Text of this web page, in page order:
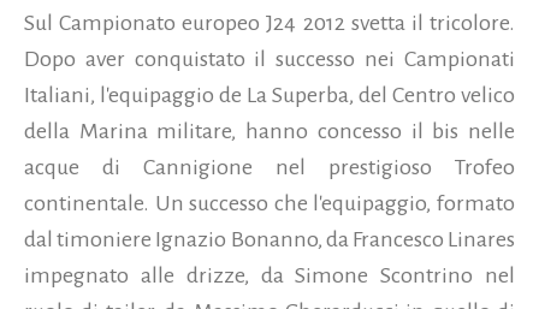
Sul Campionato europeo J24 2012 svetta il tricolore.
Dopo aver conquistato il successo nei Campionati
Italiani, l'equipaggio de La Superba, del Centro velico
della Marina militare, hanno concesso il bis nelle
acque di Cannigione nel prestigioso Trofeo
continentale. Un successo che l'equipaggio, formato
dal timoniere Ignazio Bonanno, da Francesco Linares
impegnato alle drizze, da Simone Scontrino nel